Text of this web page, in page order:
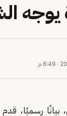
يوجه
· 6:49 م
بيانًا رسميًا،